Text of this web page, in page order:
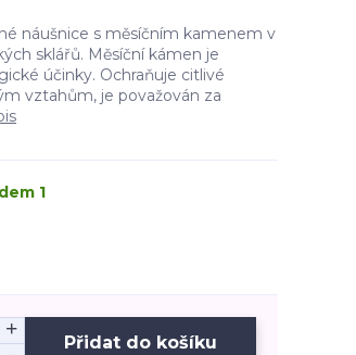
náušnice s měsíčním kamenem v
sklářů. Měsíční kámen je
účinky. Ochraňuje citlivé
vztahům, je považován za
1
Přidat do košíku